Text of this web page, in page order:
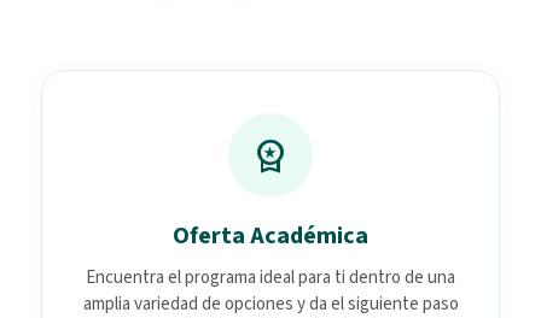
workspace_premium
Oferta Académica
Encuentra el programa ideal para ti dentro de una
amplia variedad de opciones y da el siguiente paso